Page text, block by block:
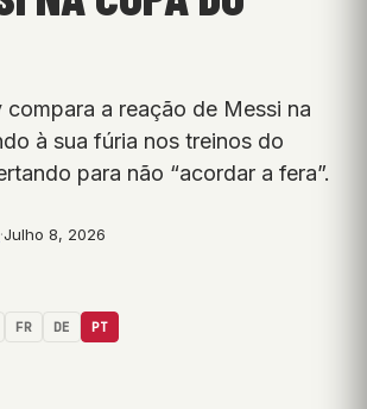
compara a reação de Messi na
à sua fúria nos treinos do
para não “acordar a fera”.
·Julho 8, 2026
FR DE PT